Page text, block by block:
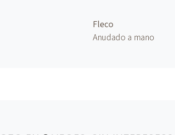
Fleco
Anudado a mano